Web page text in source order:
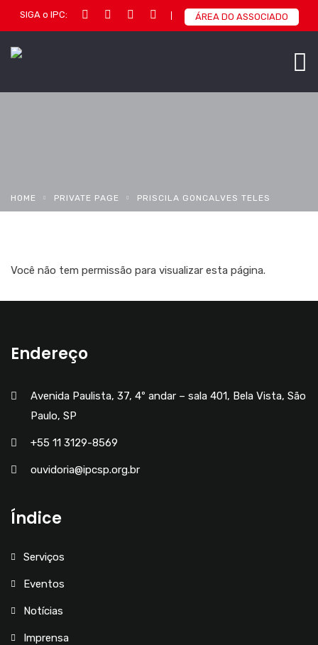
SIGA o IPC: ÁREA DO ASSOCIADO
HOME PRIVATE PAGE PRISCILA GONCALVES TELES
Você não tem permissão para visualizar esta página.
Endereço
Avenida Paulista, 37, 4º andar – sala 401, Bela Vista, São
Paulo, SP
+55 11 3129-8569
ouvidoria@ipcsp.org.br
Índice
Serviços
Eventos
Notícias
Imprensa